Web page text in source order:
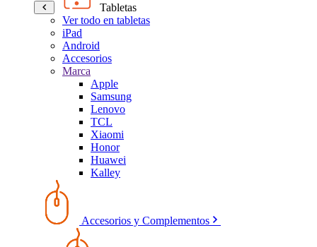
Tabletas
Ver todo en tabletas
iPad
Android
Accesorios
Marca
Apple
Samsung
Lenovo
TCL
Xiaomi
Honor
Huawei
Kalley
Accesorios y Complementos